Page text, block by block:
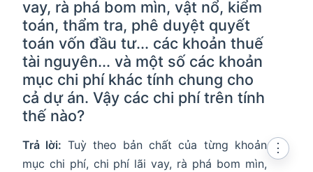
vay, rà phá bom mìn, vật nổ, kiểm
toán, thẩm tra, phê duyệt quyết
toán vốn đầu tư... các khoản thuế
tài nguyên... và một số các khoản
mục chi phí khác tính chung cho
cả dự án. Vậy các chi phí trên tính
thế nào?
Trả lời: Tuỳ theo bản chất của từng khoản
mục chi phí, chi phí lãi vay, rà phá bom mìn,
⋮